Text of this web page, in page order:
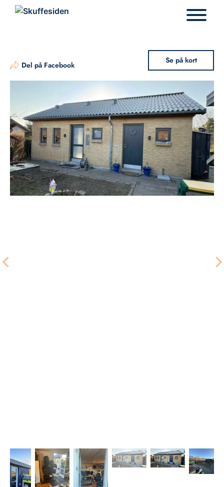
Del på Facebook Se på kort